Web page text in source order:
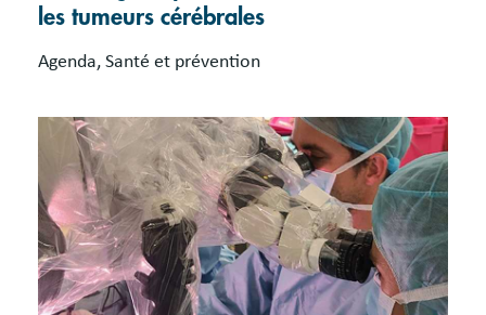
les tumeurs cérébrales
Agenda, Santé et prévention